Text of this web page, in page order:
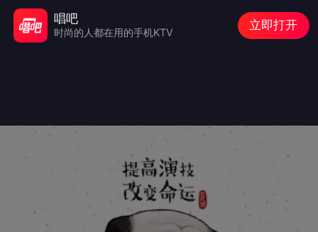
唱吧
时尚的人都在用的手机KTV
立即打开